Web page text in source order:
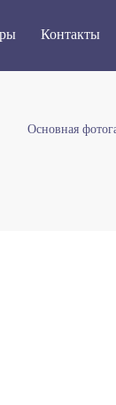
Контакты
Основная